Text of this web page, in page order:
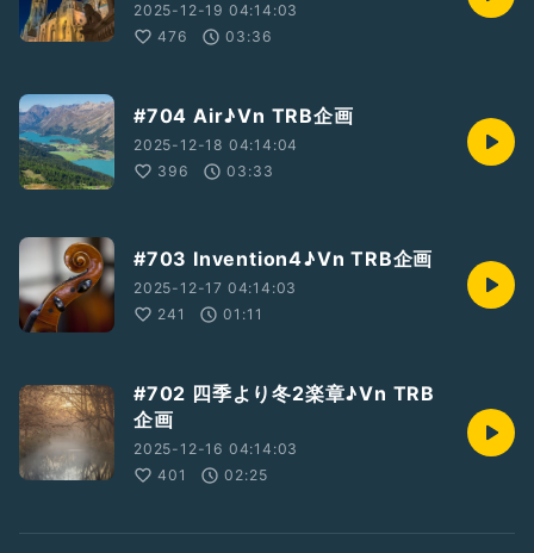
2025-12-19 04:14:03
476
03:36
#704 Air♪Vn TRB企画
2025-12-18 04:14:04
396
03:33
#703 Invention4♪Vn TRB企画
2025-12-17 04:14:03
241
01:11
#702 四季より冬2楽章♪Vn TRB
企画
2025-12-16 04:14:03
401
02:25